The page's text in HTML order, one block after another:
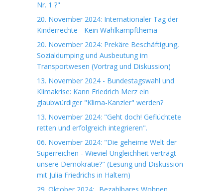
Nr. 1 ?"
20. November 2024: Internationaler Tag der
Kinderrechte - Kein Wahlkampfthema
20. November 2024: Prekäre Beschäftigung,
Sozialdumping und Ausbeutung im
Transportwesen (Vortrag und Diskussion)
13. November 2024 - Bundestagswahl und
Klimakrise: Kann Friedrich Merz ein
glaubwürdiger "Klima-Kanzler" werden?
13. November 2024: "Geht doch! Geflüchtete
retten und erfolgreich integrieren".
06. November 2024: "Die geheime Welt der
Superreichen - Wieviel Ungleichheit verträgt
unsere Demokratie?" (Lesung und Diskussion
mit Julia Friedrichs in Haltern)